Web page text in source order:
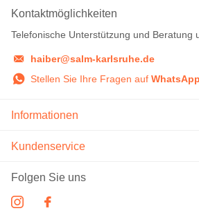
Kontaktmöglichkeiten
Telefonische Unterstützung und Beratung
haiber@salm-karlsruhe.de
Stellen Sie Ihre Fragen auf WhatsApp
Informationen
Kundenservice
Folgen Sie uns